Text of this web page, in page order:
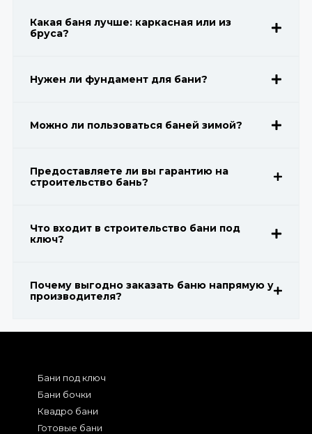
Какая баня лучше: каркасная или из
бруса?
Нужен ли фундамент для бани?
Можно ли пользоваться баней зимой?
Предоставляете ли вы гарантию на
строительство бань?
Что входит в строительство бани под
ключ?
Почему выгодно заказать баню напрямую у
производителя?
Бани под ключ
Бани бочки
Квадро бани
Готовые бани